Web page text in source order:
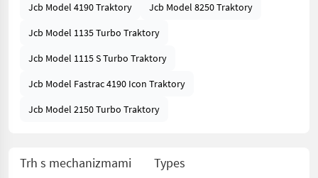
Jcb Model 4190 Traktory
Jcb Model 8250 Traktory
Jcb Model 1135 Turbo Traktory
Jcb Model 1115 S Turbo Traktory
Jcb Model Fastrac 4190 Icon Traktory
Jcb Model 2150 Turbo Traktory
Trh s mechanizmami Types